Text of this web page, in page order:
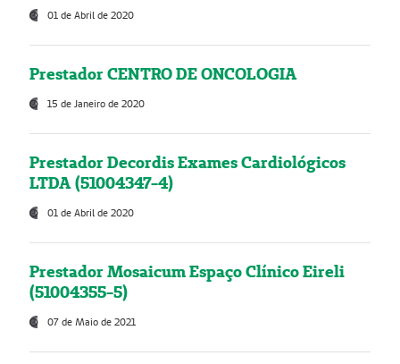
01 de Abril de 2020
Prestador CENTRO DE ONCOLOGIA
15 de Janeiro de 2020
Prestador Decordis Exames Cardiológicos
LTDA (51004347-4)
01 de Abril de 2020
Prestador Mosaicum Espaço Clínico Eireli
(51004355-5)
07 de Maio de 2021